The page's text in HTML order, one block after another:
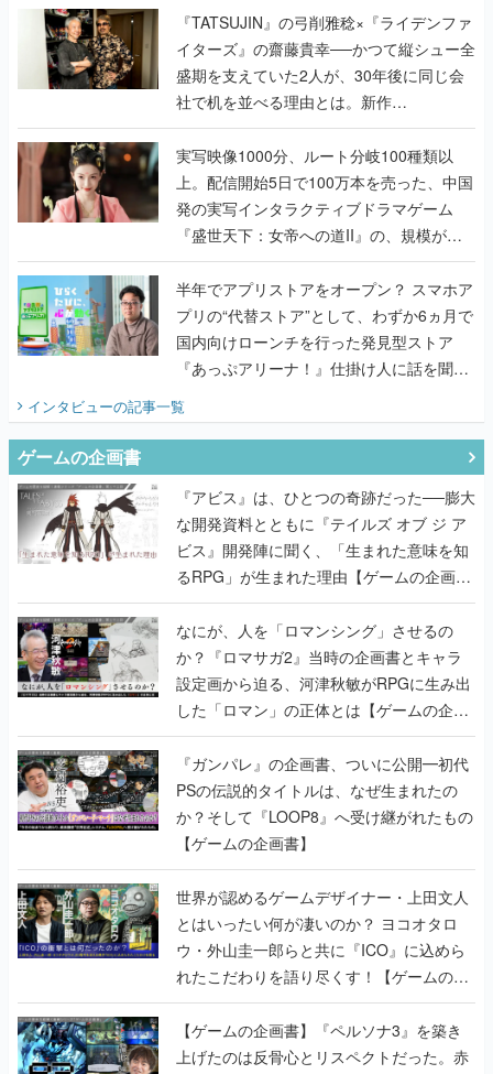
く
『TATSUJIN』の弓削雅稔×『ライデンファ
イターズ』の齋藤貴幸──かつて縦シュー全
盛期を支えていた2人が、30年後に同じ会
社で机を並べる理由とは。新作
『TATSUJIN EXTREME』で初タッグを組
んだレジェンド2人に訊く開発秘話
実写映像1000分、ルート分岐100種類以
上。配信開始5日で100万本を売った、中国
発の実写インタラクティブドラマゲーム
『盛世天下：女帝への道II』の、規模が違
うこだわりをプロデューサーに聞いた
半年でアプリストアをオープン？ スマホア
プリの“代替ストア”として、わずか6ヵ月で
国内向けローンチを行った発見型ストア
『あっぷアリーナ！』仕掛け人に話を聞い
てみた
インタビューの記事一覧
ゲームの企画書
『アビス』は、ひとつの奇跡だった──膨大
な開発資料とともに『テイルズ オブ ジ ア
ビス』開発陣に聞く、「生まれた意味を知
るRPG」が生まれた理由【ゲームの企画
書】
なにが、人を「ロマンシング」させるの
か？『ロマサガ2』当時の企画書とキャラ
設定画から迫る、河津秋敏がRPGに生み出
した「ロマン」の正体とは【ゲームの企画
書】
『ガンパレ』の企画書、ついに公開━初代
PSの伝説的タイトルは、なぜ生まれたの
か？そして『LOOP8』へ受け継がれたもの
【ゲームの企画書】
世界が認めるゲームデザイナー・上田文人
とはいったい何が凄いのか？ ヨコオタロ
ウ・外山圭一郎らと共に『ICO』に込めら
れたこだわりを語り尽くす！【ゲームの企
画書】
【ゲームの企画書】『ペルソナ3』を築き
上げたのは反骨心とリスペクトだった。赤